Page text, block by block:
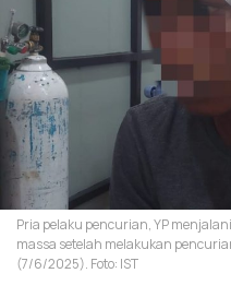
Pria pelaku pencurian, YP
massa setelah melakukan
(7/6/2025). Foto: IST